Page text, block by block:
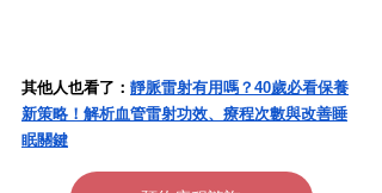
其他人也看了： 靜脈雷射有用嗎？40歲必看保養
新策略！解析血管雷射功效、療程次數與改善睡
眠關鍵